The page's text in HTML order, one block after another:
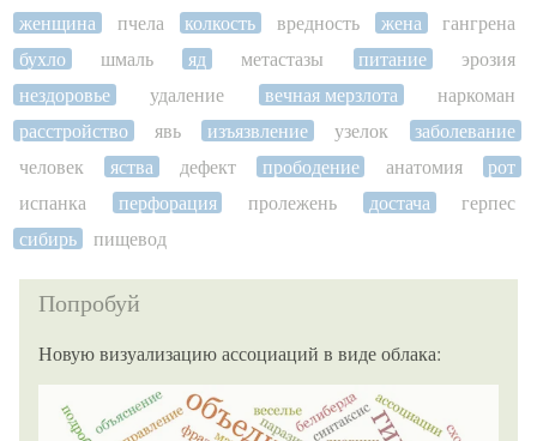
женщина
пчела колкость вредность жена
гангрена
бухло
шмаль яд метастазы питание
эрозия
нездоровье
удаление вечная мерзлота
наркоман
расстройство
явь изъязвление узелок
заболевание
человек
яства дефект прободение анатомия
рот
испанка
перфорация пролежень достача
герпес
сибирь
пищевод
Попробуй
Новую визуализацию ассоциаций в виде облака: